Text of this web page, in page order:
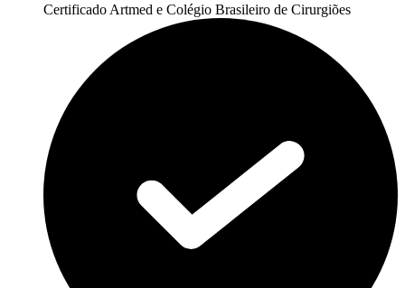
Certificado Artmed e Colégio Brasileiro de Cirurgiões